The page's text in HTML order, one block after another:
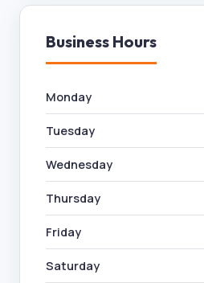
Business Hours
Monday
Tuesday
Wednesday
Thursday
Friday
Saturday